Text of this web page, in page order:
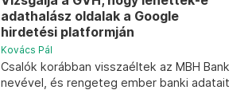
adathalász oldalak a Google
hirdetési platformján
Kovács Pál
Csalók korábban visszaéltek az MBH Bank
nevével, és rengeteg ember banki adatait